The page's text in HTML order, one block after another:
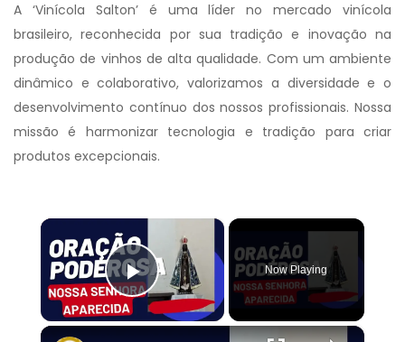
A ‘Vinícola Salton’ é uma líder no mercado vinícola
brasileiro, reconhecida por sua tradição e inovação na
produção de vinhos de alta qualidade. Com um ambiente
dinâmico e colaborativo, valorizamos a diversidade e o
desenvolvimento contínuo dos nossos profissionais. Nossa
missão é harmonizar tecnologia e tradição para criar
produtos excepcionais.
×
Play Video
Now Playing
×